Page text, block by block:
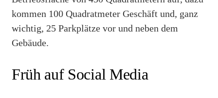
kommen 100 Quadratmeter Geschäft und, ganz
wichtig, 25 Parkplätze vor und neben dem
Gebäude.
Früh auf Social Media